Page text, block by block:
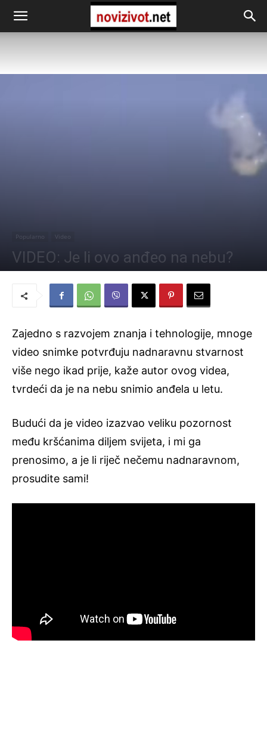
Popularno Video
VIDEO: Je li ovo anđeo na nebu?
Zajedno s razvojem znanja i tehnologije, mnoge
video snimke potvrđuju nadnaravnu stvarnost
više nego ikad prije, kaže autor ovog videa,
tvrdeći da je na nebu snimio anđela u letu.
Budući da je video izazvao veliku pozornost
među kršćanima diljem svijeta, i mi ga
prenosimo, a je li riječ nečemu nadnaravnom,
prosudite sami!